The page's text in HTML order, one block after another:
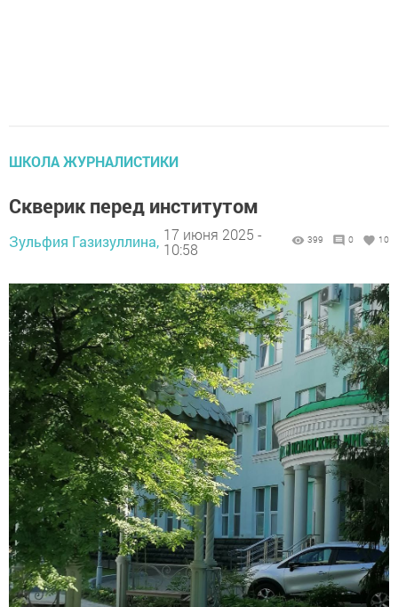
ШКОЛА ЖУРНАЛИСТИКИ
Скверик перед институтом
Зульфия Газизуллина, 17 июня 2025 -
10:58
399 0 10